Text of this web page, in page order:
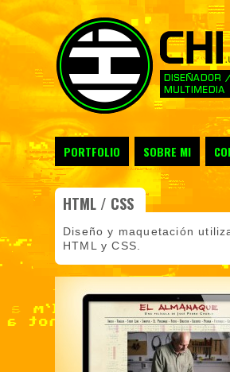
PORTFOLIO SOBRE MI
HTML / CSS
Diseño y maquetación
HTML y CSS.